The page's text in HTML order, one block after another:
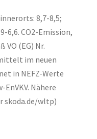
8,7-8,5;
6,6. CO2-Emission,
(EG) Nr.
im neuen
in NEFZ-Werte
Nähere
skoda.de/wltp)